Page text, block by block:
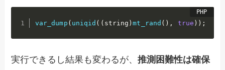
var_dump ( uniqid ( ( string )mt_rand ( ) , true ) ) ;
実行できるし結果も変わるが、推測困難性は確保